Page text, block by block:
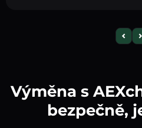
Výměna s
bezpečně,